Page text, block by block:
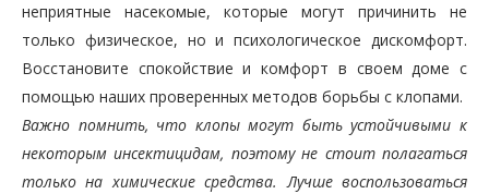
неприятные насекомые, которые могут причинить не
только физическое, но и психологическое дискомфорт.
Восстановите спокойствие и комфорт в своем доме с
помощью наших проверенных методов борьбы с клопами.
Важно помнить, что клопы могут быть устойчивыми к
некоторым инсектицидам, поэтому не стоит полагаться
только на химические средства. Лучше воспользоваться